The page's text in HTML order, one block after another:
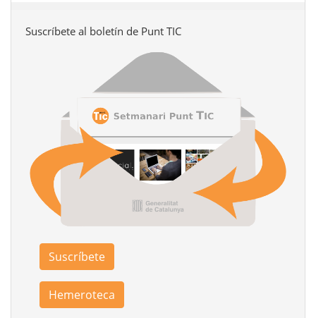
Suscríbete al boletín de Punt TIC
Suscríbete
Hemeroteca